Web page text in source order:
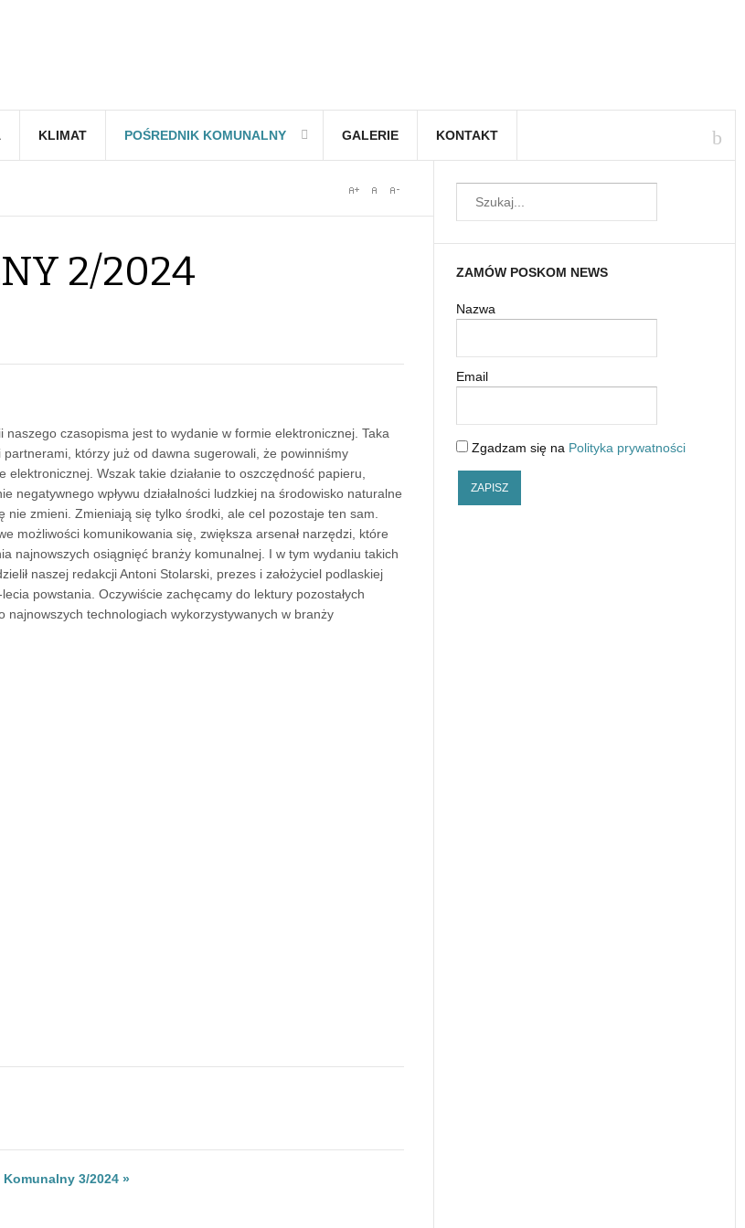
KLIMAT POŚREDNIK KOMUNALNY GALERIE KONTAKT
2/2024
czasopisma jest to wydanie w formie elektronicznej. Taka
którzy już od dawna sugerowali, że powinniśmy
Wszak takie działanie to oszczędność papieru,
negatywnego wpływu działalności ludzkiej na środowisko naturalne
zmieni. Zmieniają się tylko środki, ale cel pozostaje ten sam.
możliwości komunikowania się, zwiększa arsenał narzędzi, które
najnowszych osiągnięć branży komunalnej. I w tym wydaniu takich
naszej redakcji Antoni Stolarski, prezes i założyciel podlaskiej
powstania. Oczywiście zachęcamy do lektury pozostałych
najnowszych technologiach wykorzystywanych w branży
3/2024 »
ZAMÓW POSKOM NEWS
Nazwa
Email
Zgadzam się na Polityka prywatności